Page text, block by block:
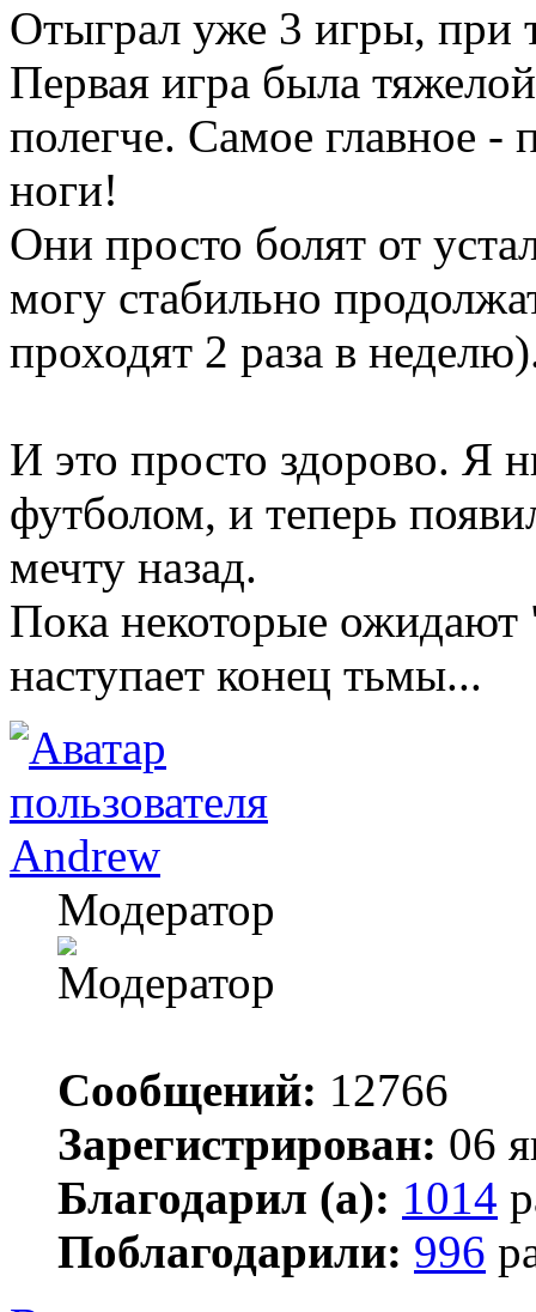
Отыграл уже 3 игры, при
Первая игра была
полегче. Самое главное -
ноги!
Они просто болят от
могу стабильно
проходят 2 раза в
И это просто здорово. Я
футболом, и теперь
мечту назад.
Пока некоторые ожидают
наступает конец тьмы...
Andrew
Модератор
Сообщений: 12766
Зарегистрирован: 06
Благодарил (а): 1014
Поблагодарили: 996